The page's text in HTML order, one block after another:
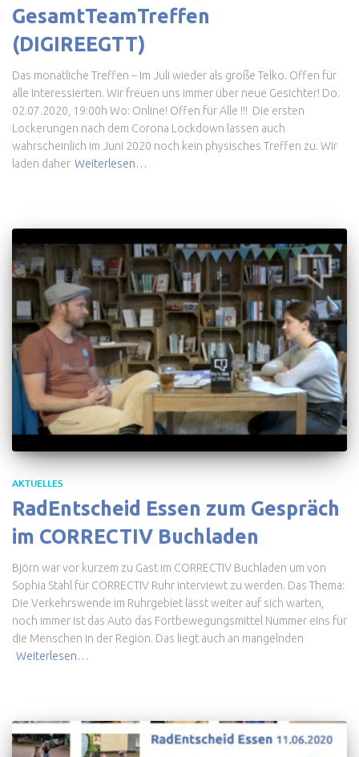
GesamtTeamTreffen
(DIGIREEGTT)
Das monatliche Treffen – Im Juli wieder als große Telko. Offen für
alle Interessierten. Wir freuen uns immer über neue Gesichter! Do.
02.07.2020, 19:00h Wo: Online! Offen für Alle !!! Die ersten
Lockerungen nach dem Corona Lockdown lassen auch
wahrscheinlich im Juni 2020 noch kein physisches Treffen zu. Wir
laden daher Weiterlesen…
AKTUELLES
RadEntscheid Essen zum Gespräch
im CORRECTIV Buchladen
Björn war vor kurzem zu Gast im CORRECTIV Buchladen um von
Sophia Stahl für CORRECTIV Ruhr interviewt zu werden. Das Thema:
Die Verkehrswende im Ruhrgebiet lässt weiter auf sich warten,
noch immer ist das Auto das Fortbewegungsmittel Nummer eins für
die Menschen in der Region. Das liegt auch an mangelnden
Weiterlesen…